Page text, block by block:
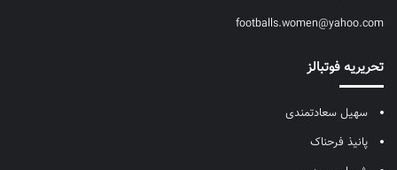
footballs.women@yahoo.com
تحریریه فوتبالز
سهیل سعادتمندی
پانیذ فرحناک